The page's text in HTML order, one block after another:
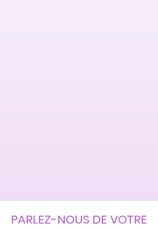
PARLEZ-NOUS DE VOTRE